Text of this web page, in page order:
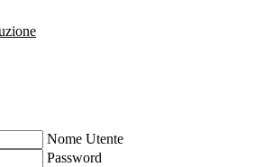
Nome Utente
Password